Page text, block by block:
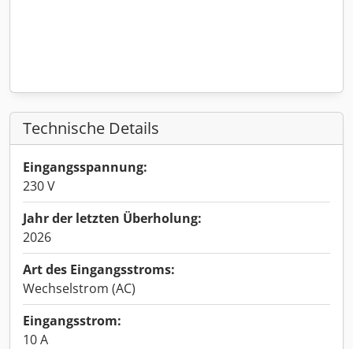
Technische Details
Eingangsspannung:
230 V
Jahr der letzten Überholung:
2026
Art des Eingangsstroms:
Wechselstrom (AC)
Eingangsstrom:
10 A